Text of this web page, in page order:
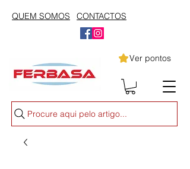
QUEM SOMOS CONTACTOS
Ver pontos
Procure aqui pelo artigo...